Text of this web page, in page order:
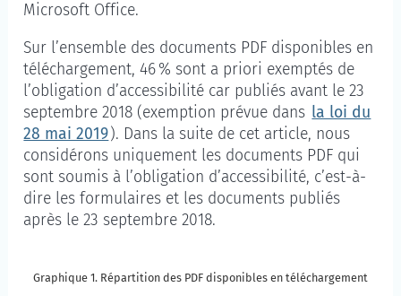
Microsoft Office.
Sur l’ensemble des documents PDF disponibles en
téléchargement, 46 % sont a priori exemptés de
l’obligation d’accessibilité car publiés avant le 23
septembre 2018 (exemption prévue dans la loi du
28 mai 2019). Dans la suite de cet article, nous
considérons uniquement les documents PDF qui
sont soumis à l’obligation d’accessibilité, c’est-à-
dire les formulaires et les documents publiés
après le 23 septembre 2018.
Graphique 1. Répartition des PDF disponibles en
Graphique 1. Répartition des PDF disponibles en téléchargement